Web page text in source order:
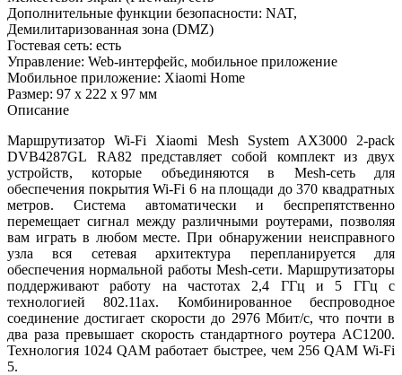
Дополнительные функции безопасности: NAT,
Демилитаризованная зона (DMZ)
Гостевая сеть: есть
Управление: Web-интерфейс, мобильное приложение
Мобильное приложение: Xiaomi Home
Размер: 97 х 222 х 97 мм
Описание
Маршрутизатор Wi-Fi Xiaomi Mesh System AX3000 2-pack
DVB4287GL RA82 представляет собой комплект из двух
устройств, которые объединяются в Mesh-сеть для
обеспечения покрытия Wi-Fi 6 на площади до 370 квадратных
метров. Система автоматически и беспрепятственно
перемещает сигнал между различными роутерами, позволяя
вам играть в любом месте. При обнаружении неисправного
узла вся сетевая архитектура перепланируется для
обеспечения нормальной работы Mesh-сети. Маршрутизаторы
поддерживают работу на частотах 2,4 ГГц и 5 ГГц с
технологией 802.11ax. Комбинированное беспроводное
соединение достигает скорости до 2976 Мбит/с, что почти в
два раза превышает скорость стандартного роутера AC1200.
Технология 1024 QAM работает быстрее, чем 256 QAM Wi-Fi
5.